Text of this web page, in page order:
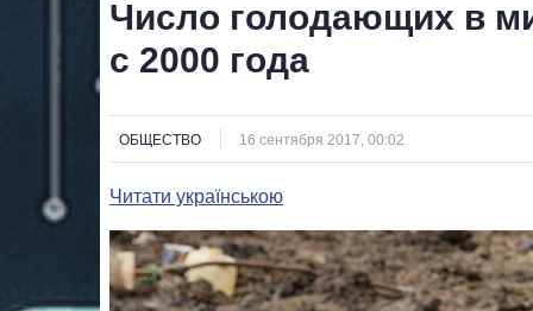
Число голодающих в
с 2000 года
ОБЩЕСТВО 16 сентября 2017, 00:02
Читати українською